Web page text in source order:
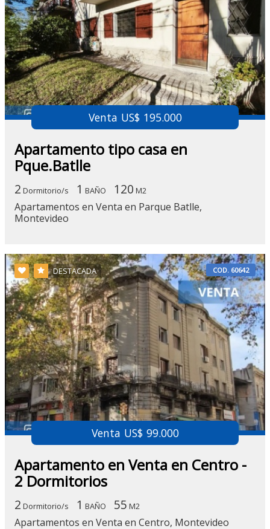
Venta US$ 195.000
Apartamento tipo casa en
Pque.Batlle
2 Dormitorio/s 1 BAÑO 120 M2
Apartamentos en Venta en Parque Batlle,
Montevideo
DESTACADA COD. 60642
Venta US$ 99.000
Apartamento en Venta en Centro -
2 Dormitorios
2 Dormitorio/s 1 BAÑO 55 M2
Apartamentos en Venta en Centro, Montevideo